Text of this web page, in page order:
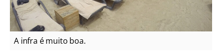
A infra é muito boa.